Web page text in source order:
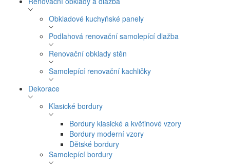
Obkladové kuchyňské panely
Podlahová renovační samolepící dlažba
Renovační obklady stěn
Samolepící renovační kachličky
Dekorace
Klasické bordury
Bordury klasické a květinové vzory
Bordury moderní vzory
Dětské bordury
Samolepící bordury